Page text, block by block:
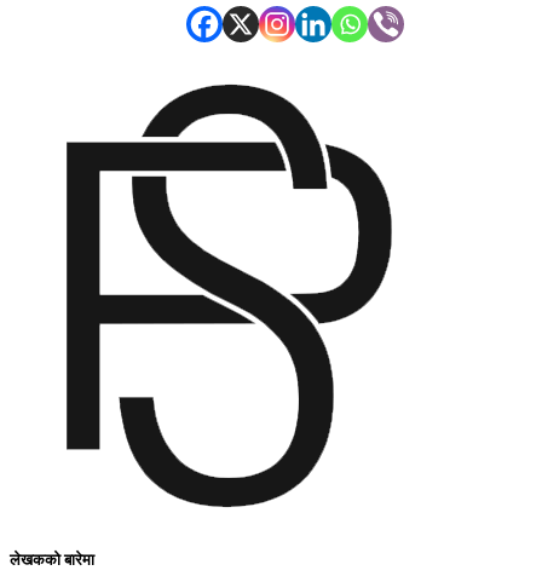
लेखकको बारेमा